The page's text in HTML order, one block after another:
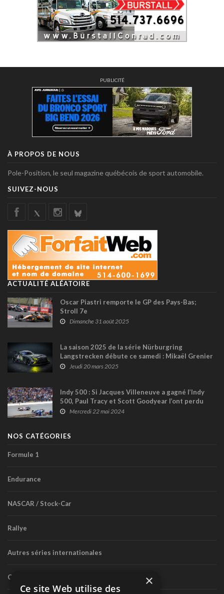
PUBLICITÉ
À PROPOS DE NOUS
Pole-Position, le seul magazine québécois de sport automobile.
SUIVEZ-NOUS
ACTUALITÉ ALÉATOIRE
Oscar Piastri remporte le GP des Pays-Bas;
Stroll 7e
Dimanche 31 août 2025
La saison 2025 de la série Nürburgring
Langstrecken débute ce samedi : Mikaël Grenier
parmi les candidats à la victoire
Jeudi 20 mars 2025
Indy 500 : Si Jacques Villeneuve a gagné l’Indy
500, Paul Tracy et Scott Goodyear l’ont perdu
Mercredi 22 mai 2024
NOS CATÉGORIES
Formule 1
Endurance
NASCAR / Stock-Car
Rallye
Autres séries internationales
Circuit routier canadien ×
Ce site Web utilise des